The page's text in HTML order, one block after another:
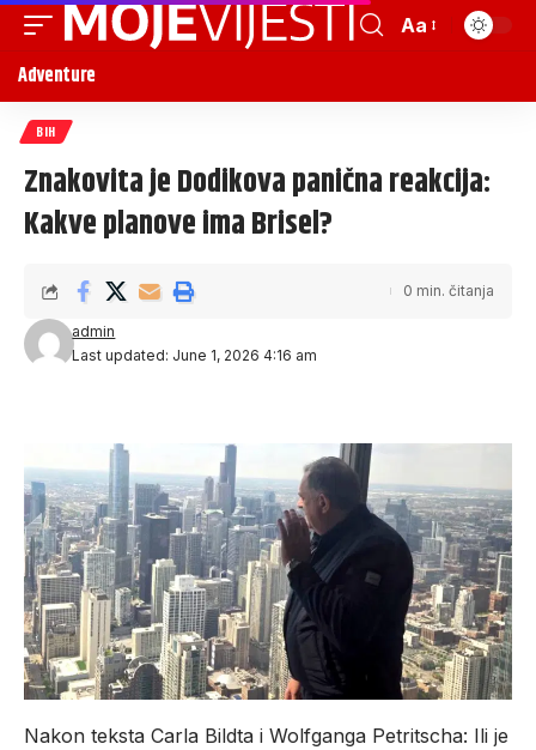
Aa
Adventure
BIH
Znakovita je Dodikova panična reakcija:
Kakve planove ima Brisel?
Last updated: June 1, 2026 4:16 am
admin
0 min. čitanja
Nakon teksta Carla Bildta i Wolfganga Petritscha: Ili je